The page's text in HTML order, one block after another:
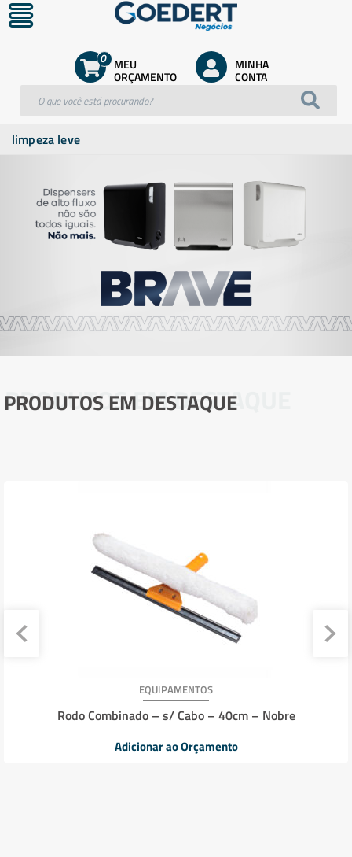
MEU
ORÇAMENTO
0 MINHA
CONTA
limpeza leve
PRODUTOS EM DESTAQUE
PRODUTOS EM DESTAQUE
EQUIPAMENTOS
Rodo Combinado – s/ Cabo – 40cm – Nobre
Adicionar ao Orçamento